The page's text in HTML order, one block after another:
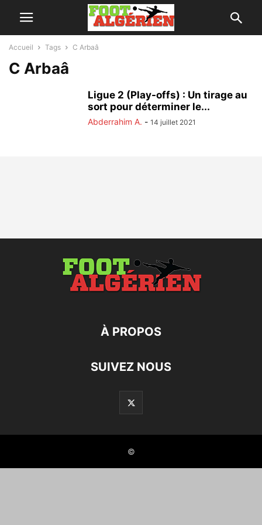
Accueil Tags C Arbaâ
C Arbaâ
Ligue 2 (Play-offs) : Un tirage au
sort pour déterminer le...
Abderrahim A. - 14 juillet 2021
À PROPOS
SUIVEZ NOUS
©